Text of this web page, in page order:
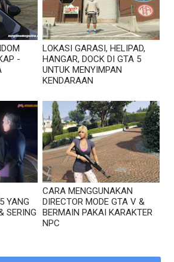
-
LOKASI GARASI, HELIPAD,
HANGAR, DOCK DI GTA 5
UNTUK MENYIMPAN
KENDARAAN
YANG
SERING
CARA MENGGUNAKAN
DIRECTOR MODE GTA V &
BERMAIN PAKAI KARAKTER
NPC